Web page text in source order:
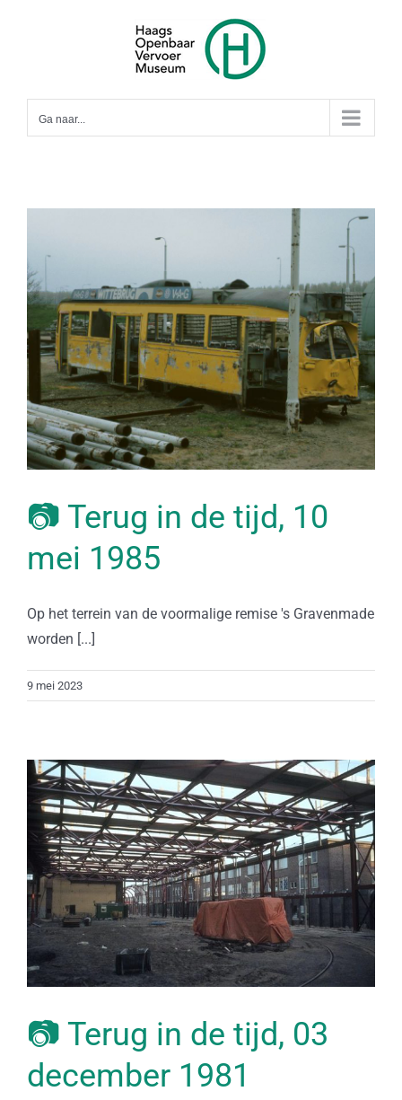
Ga naar...
📷 Terug in de tijd, 10
mei 1985
Op het terrein van de voormalige remise 's Gravenmade
worden [...]
9 mei 2023
📷 Terug in de tijd, 03
december 1981